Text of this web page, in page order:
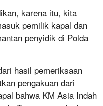
karena itu, kita
pemilik kapal dan
penyidik di Polda
hasil pemeriksaan
pengakuan dari
bahwa KM Asia Indah